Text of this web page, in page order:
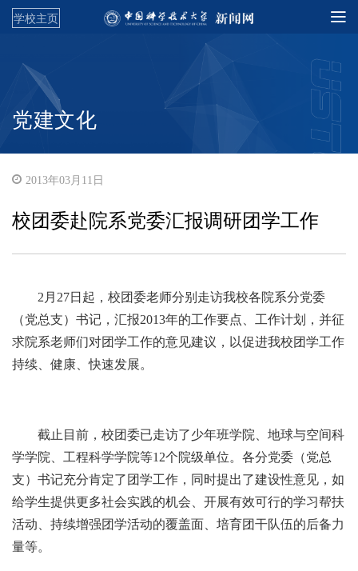
学校主页
党建文化
2013年03月11日
校团委赴院系党委汇报调研团学工作
2月27日起，校团委老师分别走访我校各院系分党委
（党总支）书记，汇报2013年的工作要点、工作计划，并征
求院系老师们对团学工作的意见建议，以促进我校团学工作
持续、健康、快速发展。
截止目前，校团委已走访了少年班学院、地球与空间科
学学院、工程科学学院等12个院级单位。各分党委（党总
支）书记充分肯定了团学工作，同时提出了建设性意见，如
给学生提供更多社会实践的机会、开展有效可行的学习帮扶
活动、持续增强团学活动的覆盖面、培育团干队伍的后备力
量等。